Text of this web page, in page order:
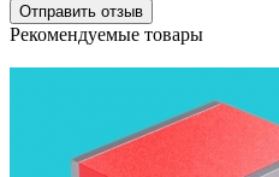
Отправить отзыв
Рекомендуемые товары